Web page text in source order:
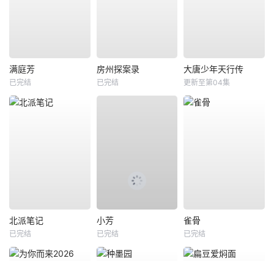
满庭芳
已完结
房州探案录
已完结
大唐少年天行传
更新至第04集
北派笔记
已完结
小芳
已完结
雀骨
已完结